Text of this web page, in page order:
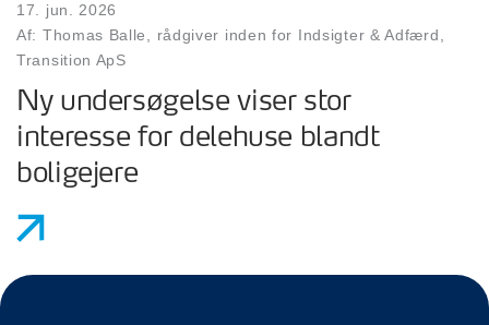
17. jun. 2026
Af: Thomas Balle, rådgiver inden for Indsigter & Adfærd,
Transition ApS
Ny undersøgelse viser stor
interesse for delehuse blandt
boligejere